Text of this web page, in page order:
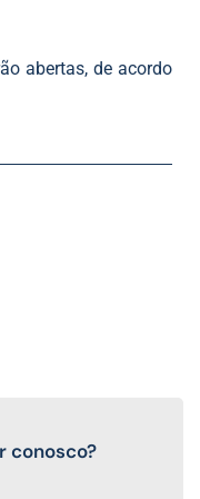
abertas, de acordo
conosco?